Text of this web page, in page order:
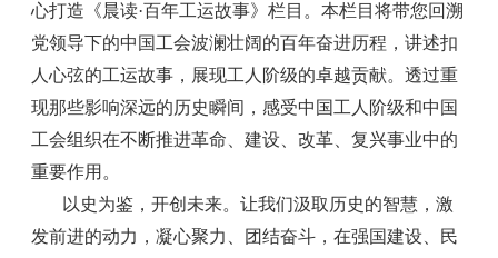
心打造《晨读·百年工运故事》栏目。本栏目将带您回溯
党领导下的中国工会波澜壮阔的百年奋进历程，讲述扣
人心弦的工运故事，展现工人阶级的卓越贡献。透过重
现那些影响深远的历史瞬间，感受中国工人阶级和中国
工会组织在不断推进革命、建设、改革、复兴事业中的
重要作用。
以史为鉴，开创未来。让我们汲取历史的智慧，激
发前进的动力，凝心聚力、团结奋斗，在强国建设、民